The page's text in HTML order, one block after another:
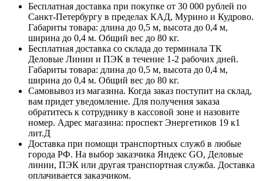
Бесплатная доставка при покупке от 30 000 рублей по
Санкт-Петербургу в пределах КАД, Мурино и Кудрово.
Габариты товара: длина до 0,5 м, высота до 0,4 м,
ширина до 0,4 м. Общий вес до 80 кг.
Бесплатная доставка со склада до терминала ТК
Деловые Линии и ПЭК в течение 1-2 рабочих дней.
Габариты товара: длина до 0,5 м, высота до 0,4 м,
ширина до 0,4 м. Общий вес до 80 кг.
Самовывоз из магазина. Когда заказ поступит на склад,
вам придет уведомление. Для получения заказа
обратитесь к сотруднику в кассовой зоне и назовите
номер. Адрес магазина: проспект Энергетиков 19 к1
лит.Д
Доставка при помощи транспортных служб в любые
города РФ. На выбор заказчика Яндекс GO, Деловые
линии, ПЭК или другая транспортная служба. Доставка
оплачивается заказчиком.